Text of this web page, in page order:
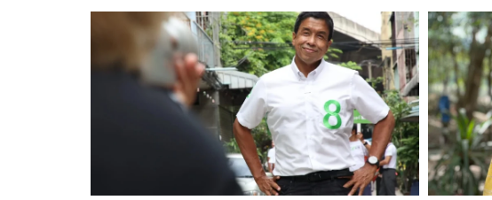
ทะลุเเก๊ส โดยวันนี้ศาลอาญามีคำสั่งดังนี้
ควบคุมฝูง
วันที่ 18 พ
แดง​